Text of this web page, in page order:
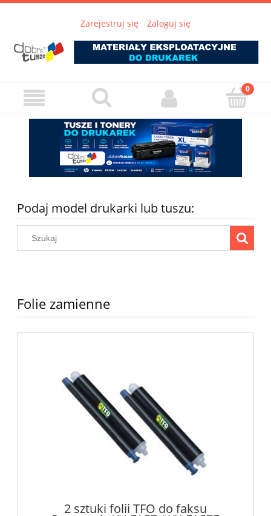
Zarejestruj się Zaloguj się
Podaj model drukarki lub tuszu:
Folie zamienne
2 sztuki folii TFO do faksu